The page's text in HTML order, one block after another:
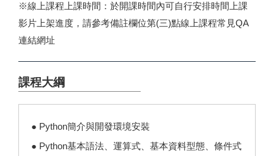
※線上課程上課時間：於開課時間內可自行安排時間上課
影片上架進度，請參考備註欄位第(三)點線上課程常見QA
連結網址
課程大綱
● Python簡介與開發環境安裝
● Python基本語法、運算式、基本資料型態、條件式